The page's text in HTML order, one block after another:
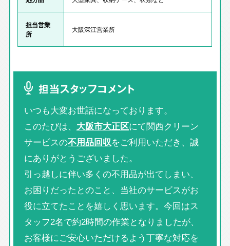
担当営業
所
大阪深江営業所
担当スタッフコメント
いつも大変お世話になっております。
このたびは、 大阪市大正区にて関西クリーン
サービスの不用品回収をご利用いただき、誠
にありがとうございました。
引っ越しに伴い多くの不用品が出てしまい、
お困りだったとのこと、当社のサービスがお
役に立てたことを嬉しく思います。今回はス
タッフ2名で約2時間の作業となりましたが、
お客様にご安心いただけるよう丁寧な対応を